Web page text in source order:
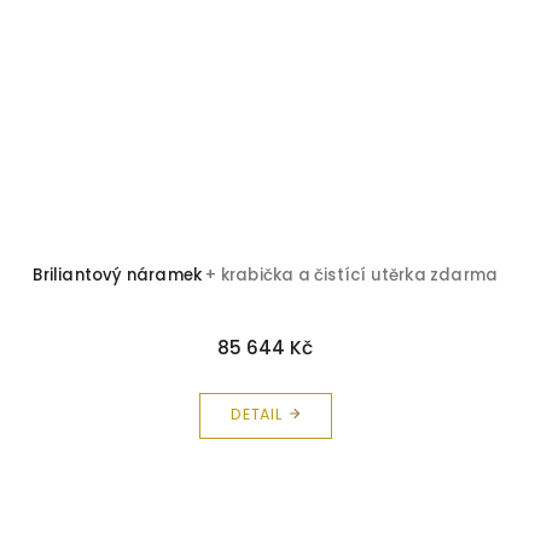
Briliantový náramek + krabička a čistící utěrka zdarma
85 644 Kč
DETAIL